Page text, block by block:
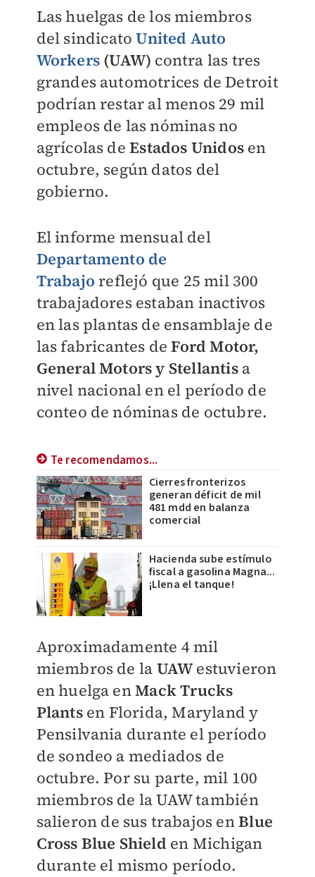
Las huelgas de los miembros
del sindicatoUnited Auto
Workers (UAW) contra las tres
grandes automotrices de Detroit
podrían restar al menos 29 mil
empleos de las nóminas no
agrícolas deEstados Unidosen
octubre, según datos del
gobierno.
El informe mensual del
Departamento de
Trabajo reflejó que 25 mil 300
trabajadores estaban inactivos
en las plantas de ensamblaje de
las fabricantes deFord Motor,
General Motors y Stellantisa
nivel nacional en el período de
conteo de nóminas de octubre.
Te recomendamos...
Cierres fronterizos
generan déficit de mil
481 mdd en balanza
comercial
Hacienda sube estímulo
fiscal a gasolina Magna...
¡Llena el tanque!
Aproximadamente 4 mil
miembros de la UAWestuvieron
en huelga enMack Trucks
Plantsen Florida, Maryland y
Pensilvania durante el período
de sondeo a mediados de
octubre. Por su parte, mil 100
miembros de la UAW también
salieron de sus trabajos enBlue
Cross Blue Shield en Michigan
durante el mismo período.